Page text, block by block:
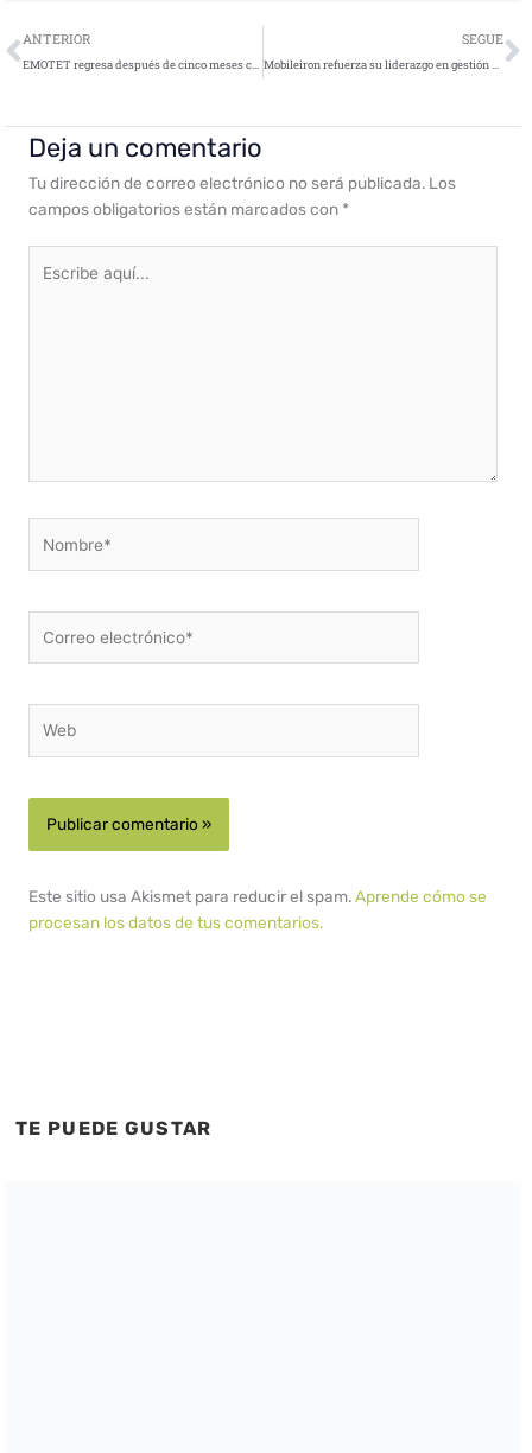
Ant
ANTERIOR
EMOTET regresa después de cinco meses con una campaña masiva
SEGUE
Mobileiron refuerza su liderazgo en gestión unificada de Endpoints
Deja un comentario
Tu dirección de correo electrónico no será publicada. Los
campos obligatorios están marcados con *
aquí...
electrónico*
Este sitio usa Akismet para reducir el spam.Aprende cómo se
procesan los datos de tus comentarios.
TE PUEDE GUSTAR